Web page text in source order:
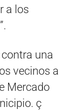
a los
una
vecinos a
Mercado
ç